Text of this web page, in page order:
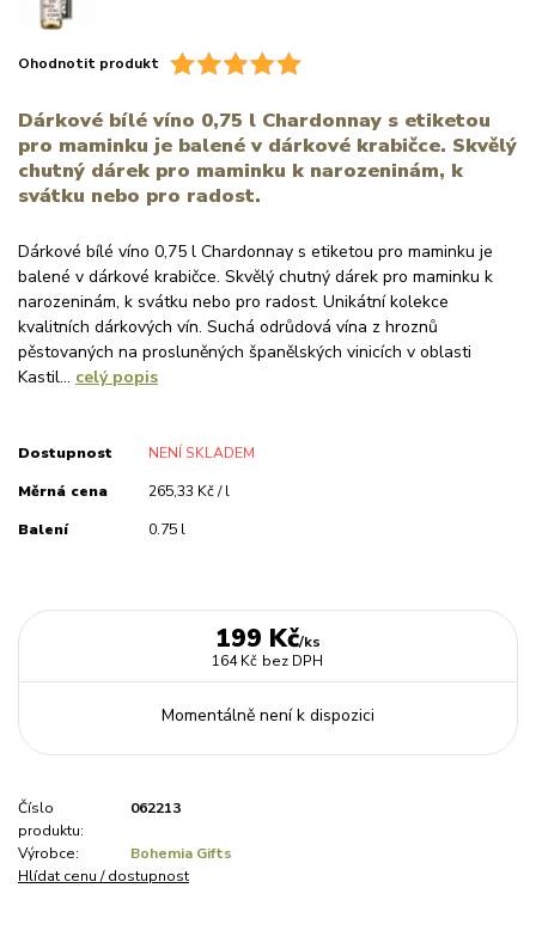
Ohodnotit produkt
Dárkové bílé víno 0,75 l Chardonnay s etiketou
pro maminku je balené v dárkové krabičce. Skvělý
chutný dárek pro maminku k narozeninám, k
svátku nebo pro radost.
Dárkové bílé víno 0,75 l Chardonnay s etiketou pro maminku je
balené v dárkové krabičce. Skvělý chutný dárek pro maminku k
narozeninám, k svátku nebo pro radost. Unikátní kolekce
kvalitních dárkových vín. Suchá odrůdová vína z hroznů
pěstovaných na prosluněných španělských vinicích v oblasti
Kastil... celý popis
Dostupnost NENÍ SKLADEM
Měrná cena 265,33 Kč / l
Balení 0.75 l
199 Kč/ks
164 Kč bez DPH
Momentálně není k dispozici
Číslo
produktu:
062213
Výrobce:
Bohemia Gifts
Hlídat cenu / dostupnost